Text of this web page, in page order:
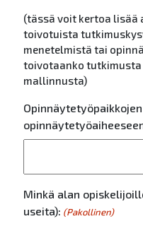
(tässä voit kertoa lisää
toivotuista
menetelmistä tai
toivotaanko
mallinnusta)
Minkä alan
useita): (Pakollinen)